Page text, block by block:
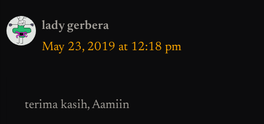
lady gerbera
May 23, 2019 at 12:18 pm
terima kasih, Aamiin